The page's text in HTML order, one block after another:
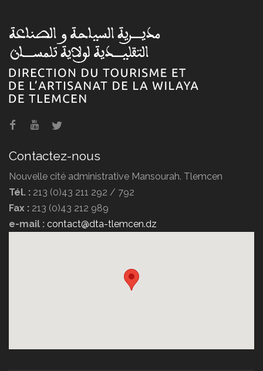
Hammam Boughrara
Hôtel Erriad
Contactez-nous
Nouvelle cité administrative Mansourah. Tlemcen
Tél. : 213 (0)43 211 292 / 792
Fax : 213 (0)43 212 989
e-mail : contact@dta-tlemcen.dz